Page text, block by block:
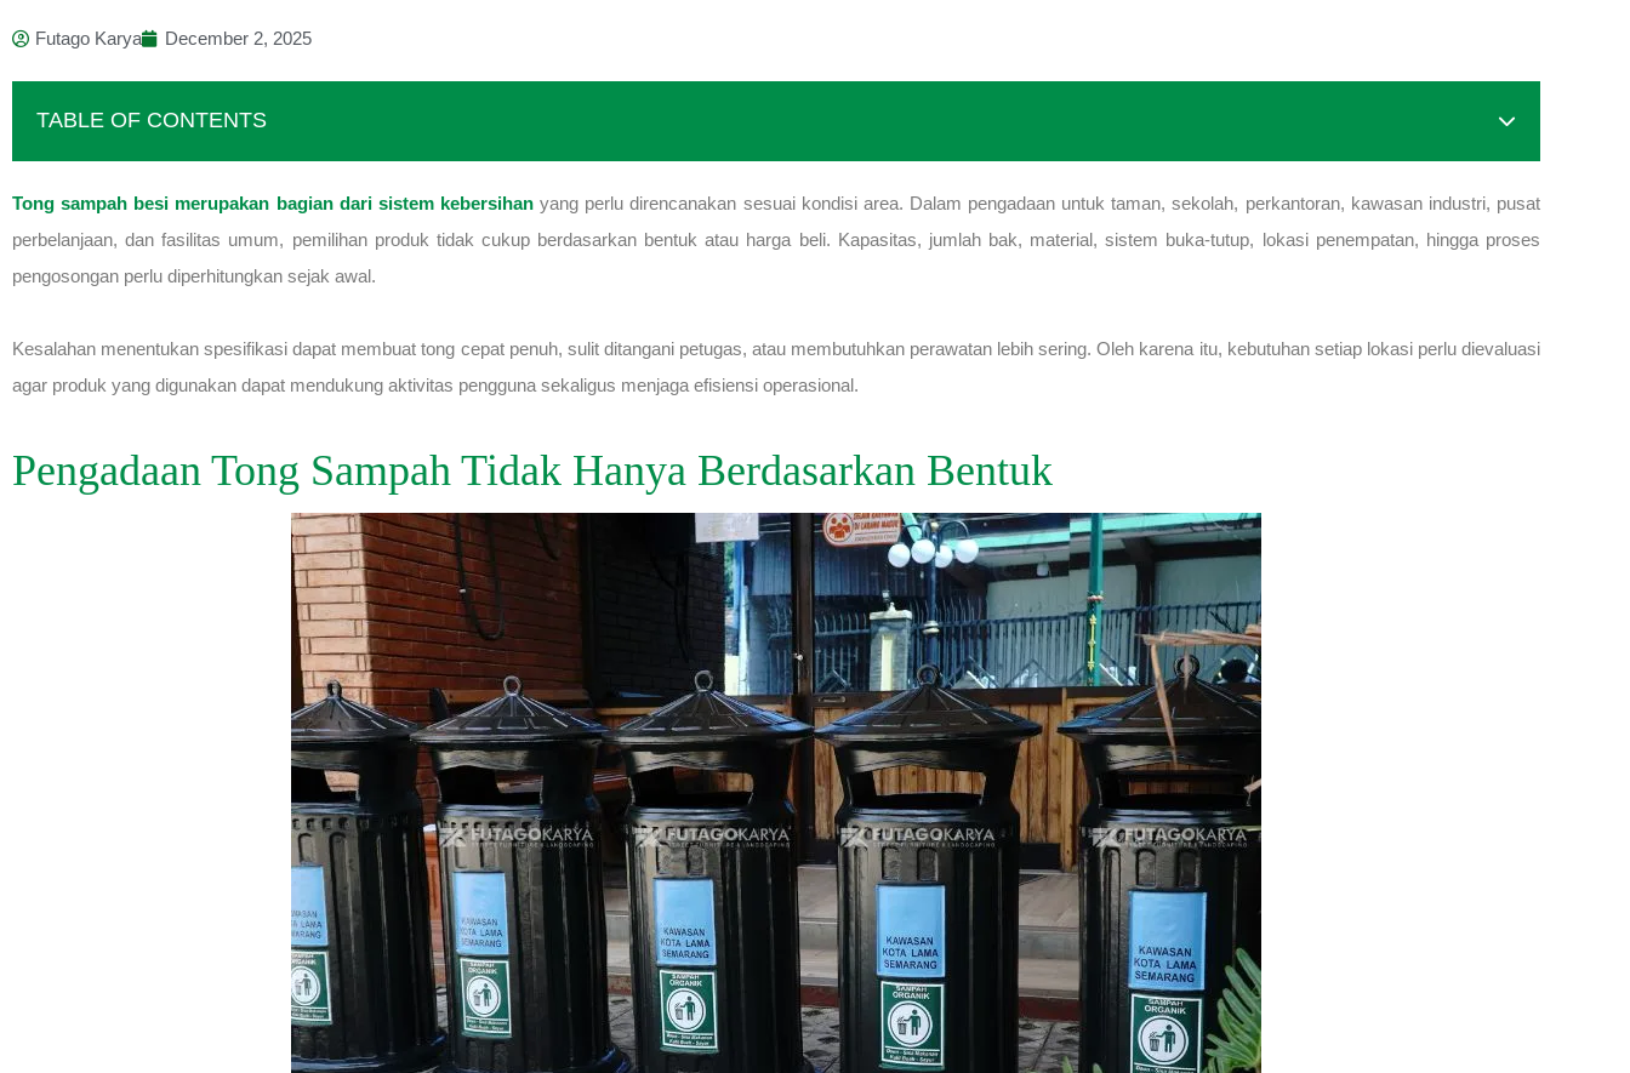
Futago Karya December 2, 2025
TABLE OF CONTENTS
Tong sampah besi merupakan bagian dari sistem kebersihanyang perlu direncanakan sesuai kondisi area. Dalam pengadaan untuk taman, sekolah, perkantoran, kawasan industri, pusat
perbelanjaan, dan fasilitas umum, pemilihan produk tidak cukup berdasarkan bentuk atau harga beli. Kapasitas, jumlah bak, material, sistem buka-tutup, lokasi penempatan, hingga proses
pengosongan perlu diperhitungkan sejak awal.
Kesalahan menentukan spesifikasi dapat membuat tong cepat penuh, sulit ditangani petugas, atau membutuhkan perawatan lebih sering. Oleh karena itu, kebutuhan setiap lokasi perlu dievaluasi
agar produk yang digunakan dapat mendukung aktivitas pengguna sekaligus menjaga efisiensi operasional.
Pengadaan Tong Sampah Tidak Hanya Berdasarkan Bentuk